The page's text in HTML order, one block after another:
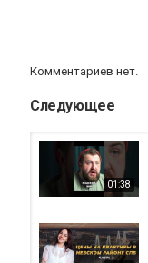
Комментариев нет.
Следующее
01:38